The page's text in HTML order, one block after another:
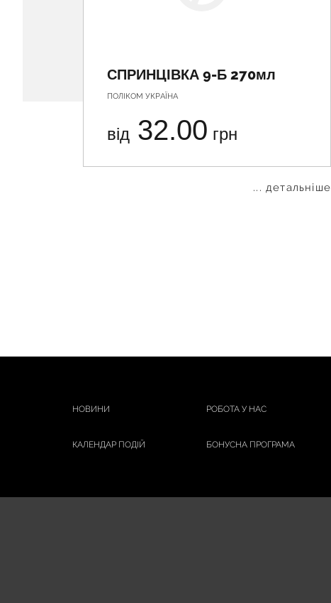
СПРИНЦІВКА 9-Б 270мл
ПОЛІКОМ УКРАЇНА
від 32.00 грн
... детальніше
НОВИНИ РОБОТА У НАС
КАЛЕНДАР ПОДІЙ БОНУСНА ПРОГРАМА